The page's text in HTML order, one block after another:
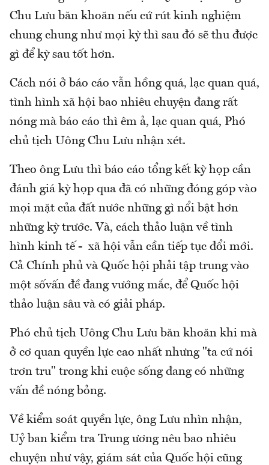
Chu Lưu băn khoăn nếu cứ rút kinh nghiệm
chung chung như mọi kỳ thì sau đó sẽ thu được
gì để kỳ sau tốt hơn.
Cách nói ở báo cáo vẫn hồng quá, lạc quan quá,
tình hình xã hội bao nhiêu chuyện đang rất
nóng mà báo cáo thì êm ả, lạc quan quá, Phó
chủ tịch Uông Chu Lưu nhận xét.
Theo ông Lưu thì báo cáo tổng kết kỳ họp cần
đánh giá kỳ họp qua đã có những đóng góp vào
mọi mặt của đất nước những gì nổi bật hơn
những kỳ trước. Và, cách thảo luận về tình
hình kinh tế - xã hội vẫn cần tiếp tục đổi mới.
Cả Chính phủ và Quốc hội phải tập trung vào
một sốvấn đề đang vướng mắc, để Quốc hội
thảo luận sâu và có giải pháp.
Phó chủ tịch Uông Chu Lưu băn khoăn khi mà
ở cơ quan quyền lực cao nhất nhưng "ta cứ nói
trơn tru" trong khi cuộc sống đang có những
vấn đề nóng bỏng.
Về kiểm soát quyền lực, ông Lưu nhìn nhận,
Uỷ ban kiểm tra Trung ương nêu bao nhiêu
chuyện như vậy, giám sát của Quốc hội cũng